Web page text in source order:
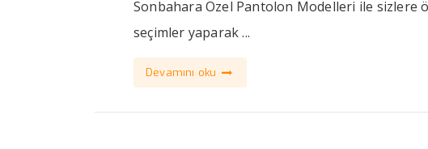
Sonbahara Özel Pantolon Modelleri ile
seçimler yaparak ...
Devamını oku